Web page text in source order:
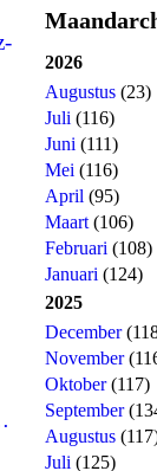
2026
Augustus (23)
Juli (116)
Juni (111)
Mei (116)
April (95)
Maart (106)
Februari (108)
Januari (124)
2025
December
November
Oktober(117)
September
Augustus
Juli (125)